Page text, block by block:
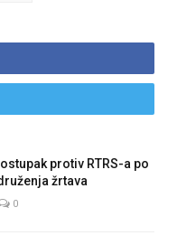
protiv RTRS-a po
žrtava
0